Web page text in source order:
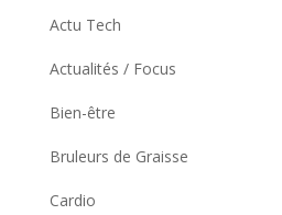
Actu Tech
Actualités / Focus
Bien-être
Bruleurs de Graisse
Cardio